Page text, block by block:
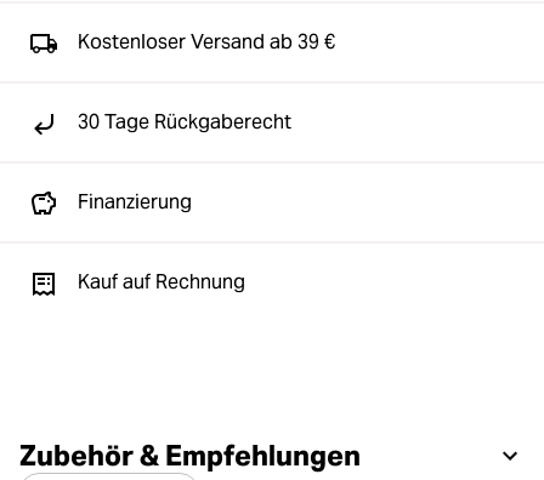
Kostenloser Versand ab 39 €
30 Tage Rückgaberecht
Finanzierung
Kauf auf Rechnung
Zubehör & Empfehlungen